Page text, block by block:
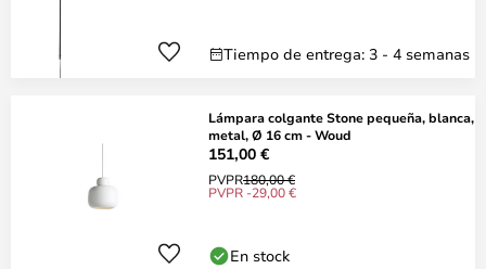
Tiempo de entrega: 3 - 4 semanas
Lámpara colgante Stone pequeña, blanca,
metal, Ø 16 cm - Woud
151,00 €
PVPR180,00 €
PVPR -29,00 €
En stock